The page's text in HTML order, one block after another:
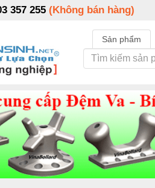
357 255 (Không bán hàng)
Sản phẩm